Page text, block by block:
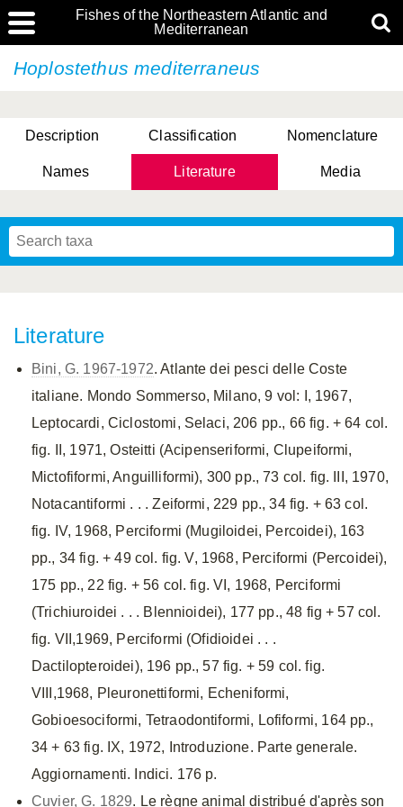
Fishes of the Northeastern Atlantic and
Mediterranean
Hoplostethus mediterraneus
Description Classification Nomenclature
Names Literature Media
Literature
Bini, G. 1967-1972. Atlante dei pesci delle Coste
italiane. Mondo Sommerso, Milano, 9 vol: I, 1967,
Leptocardi, Ciclostomi, Selaci, 206 pp., 66 fig. + 64 col.
fig. II, 1971, Osteitti (Acipenseriformi, Clupeiformi,
Mictofiformi, Anguilliformi), 300 pp., 73 col. fig. III, 1970,
Notacantiformi . . . Zeiformi, 229 pp., 34 fig. + 63 col.
fig. IV, 1968, Perciformi (Mugiloidei, Percoidei), 163
pp., 34 fig. + 49 col. fig. V, 1968, Perciformi (Percoidei),
175 pp., 22 fig. + 56 col. fig. VI, 1968, Perciformi
(Trichiuroidei . . . Blennioidei), 177 pp., 48 fig + 57 col.
fig. VII,1969, Perciformi (Ofidioidei . . .
Dactilopteroidei), 196 pp., 57 fig. + 59 col. fig.
VIII,1968, Pleuronettiformi, Echeniformi,
Gobioesociformi, Tetraodontiformi, Lofiformi, 164 pp.,
34 + 63 fig. IX, 1972, Introduzione. Parte generale.
Aggiornamenti. Indici. 176 p.
Cuvier, G. 1829. Le règne animal distribué d'après son